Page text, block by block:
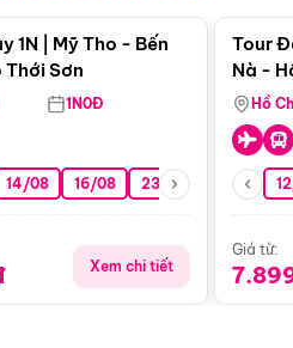
1N | Mỹ Tho - Bến
Sơn
1N0Đ
14/08 16/08 23/08 30/08
Xem chi tiết
Tour
Nà -
Nha
Hồ
Giá từ: